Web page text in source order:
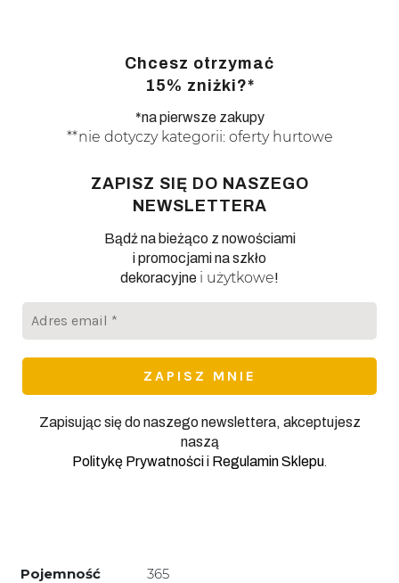
Chcesz otrzymać
15% zniżki?*
*na pierwsze zakupy
**nie dotyczy kategorii: oferty hurtowe
ZAPISZ SIĘ DO NASZEGO
NEWSLETTERA
Bądź na bieżąco z nowościami
i promocjami na szkło
dekoracyjne i użytkowe!
Zapisując się do naszego newslettera, akceptujesz
naszą
Politykę Prywatnościi Regulamin Sklepu
Pojemność
365